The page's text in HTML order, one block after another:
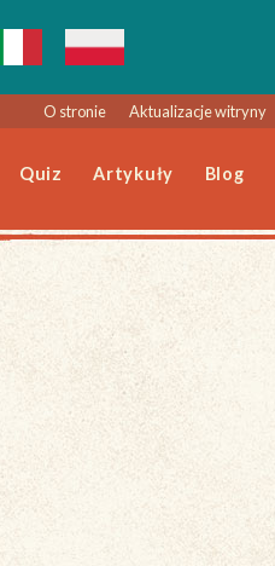
O stronie Aktualizacje witryny
Quiz Artykuły Blog